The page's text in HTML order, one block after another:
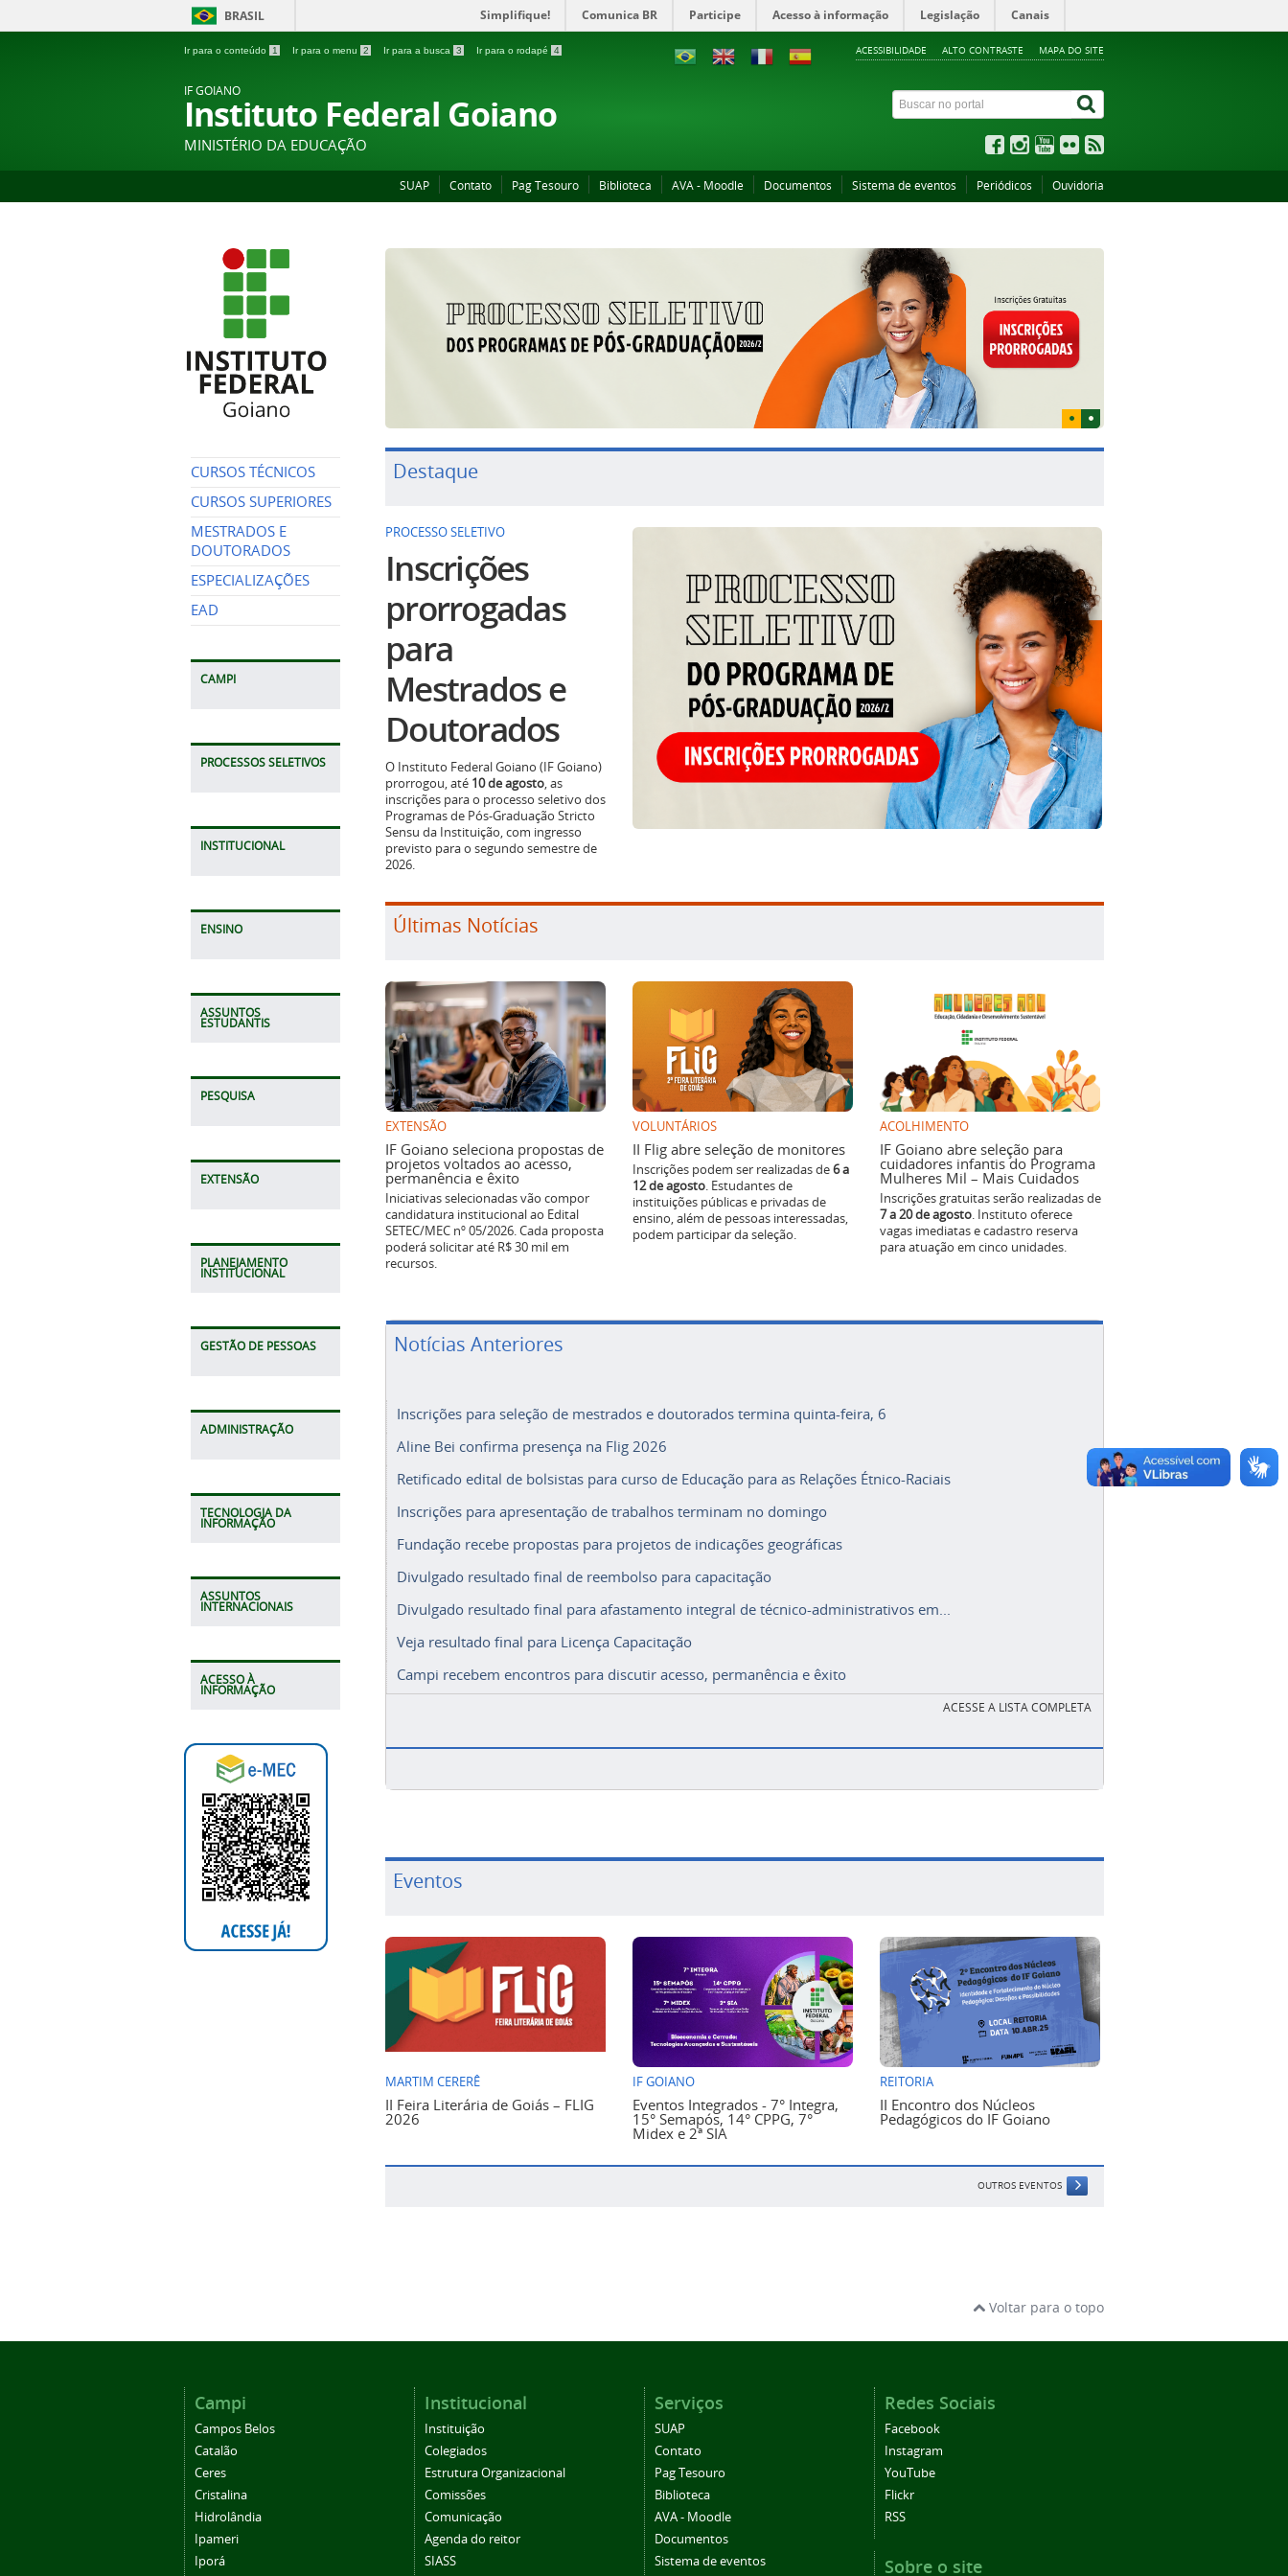
BRASIL Simplifique! Comunica BR Participe Acesso à informação Legislação Canais
Ir para o conteúdo 1 Ir para o menu 2 Ir para a busca 3 Ir para o rodapé 4 ACESSIBILIDADE ALTO CONTRASTE MAPA DO SITE
IF GOIANO
Instituto Federal Goiano
MINISTÉRIO DA EDUCAÇÃO
SUAP Contato Pag Tesouro Biblioteca AVA - Moodle Documentos Sistema de eventos Periódicos Ouvidoria
CURSOS TÉCNICOS
CURSOS SUPERIORES
MESTRADOS E
DOUTORADOS
ESPECIALIZAÇÕES
EAD
CAMPI
PROCESSOS SELETIVOS
INSTITUCIONAL
ENSINO
ASSUNTOS
ESTUDANTIS
PESQUISA
EXTENSÃO
PLANEJAMENTO
INSTITUCIONAL
GESTÃO DE PESSOAS
ADMINISTRAÇÃO
TECNOLOGIA DA
INFORMAÇÃO
ASSUNTOS
INTERNACIONAIS
ACESSO À
INFORMAÇÃO
Destaque
PROCESSO SELETIVO
Inscrições
prorrogadas
para
Mestrados e
Doutorados
O Instituto Federal Goiano (IF Goiano)
prorrogou, até 10 de agosto, as
inscrições para o processo seletivo dos
Programas de Pós-Graduação Stricto
Sensu da Instituição, com ingresso
previsto para o segundo semestre de
2026.
Últimas Notícias
EXTENSÃO
IF Goiano seleciona propostas de
projetos voltados ao acesso,
permanência e êxito
Iniciativas selecionadas vão compor
candidatura institucional ao Edital
SETEC/MEC nº 05/2026. Cada proposta
poderá solicitar até R$ 30 mil em
recursos.
VOLUNTÁRIOS
II Flig abre seleção de monitores
Inscrições podem ser realizadas de6 a
12 de agosto. Estudantes de
instituições públicas e privadas de
ensino, além de pessoas interessadas,
podem participar da seleção.
ACOLHIMENTO
IF Goiano abre seleção para
cuidadores infantis do Programa
Mulheres Mil – Mais Cuidados
Inscrições gratuitas serão realizadas de
7 a 20 de agosto. Instituto oferece
vagas imediatas e cadastro reserva
para atuação em cinco unidades.
Notícias Anteriores
Inscrições para seleção de mestrados e doutorados termina quinta-feira, 6
Aline Bei confirma presença na Flig 2026
Retificado edital de bolsistas para curso de Educação para as Relações Étnico-Raciais
Inscrições para apresentação de trabalhos terminam no domingo
Fundação recebe propostas para projetos de indicações geográficas
Divulgado resultado final de reembolso para capacitação
Divulgado resultado final para afastamento integral de técnico-administrativos em...
Veja resultado final para Licença Capacitação
Campi recebem encontros para discutir acesso, permanência e êxito
ACESSE A LISTA COMPLETA
Eventos
MARTIM CERERÊ
II Feira Literária de Goiás – FLIG
2026
IF GOIANO
Eventos Integrados - 7° Integra,
15° Semapós, 14° CPPG, 7°
Midex e 2ª SIA
REITORIA
II Encontro dos Núcleos
Pedagógicos do IF Goiano
OUTROS EVENTOS
Voltar para o topo
Campi
Campos Belos
Catalão
Ceres
Cristalina
Hidrolândia
Ipameri
Iporá
Institucional
Instituição
Colegiados
Estrutura Organizacional
Comissões
Comunicação
Agenda do reitor
SIASS
Serviços
SUAP
Contato
Pag Tesouro
Biblioteca
AVA - Moodle
Documentos
Sistema de eventos
Redes Sociais
Facebook
Instagram
YouTube
Flickr
RSS
Sobre o site